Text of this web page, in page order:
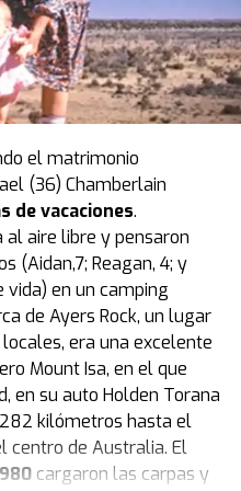
su amor por el
/ Daily Mail)
Labubus y por
convertirse en
por el artista
de un libro ilustrado y
el matrimonio
(36) Chamberlain
de vacaciones.
aire libre y pensaron
(Aidan,7; Reagan, 4; y
vida) en un camping
de Ayers Rock, un lugar
era una excelente
Mount Isa, en el que
en su auto Holden Torana
kilómetros hasta el
centro de Australia. El
cargaron las carpas y